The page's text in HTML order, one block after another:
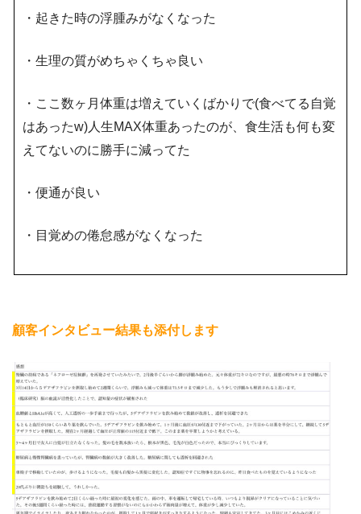
・起きた時の浮腫みがなくなった
・生理の質がめちゃくちゃ良い
・ここ数ヶ月体重は増えていくばかりで(食べてる自覚
はあったw)人生MAX体重あったのが、食生活も何も変
えてないのに勝手に減ってた
・便通が良い
・目覚めの倦怠感がなくなった
顧客インタビュー結果も添付します